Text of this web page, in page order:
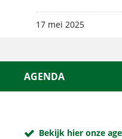
17 mei 2025
AGENDA
Bekijk hier onze